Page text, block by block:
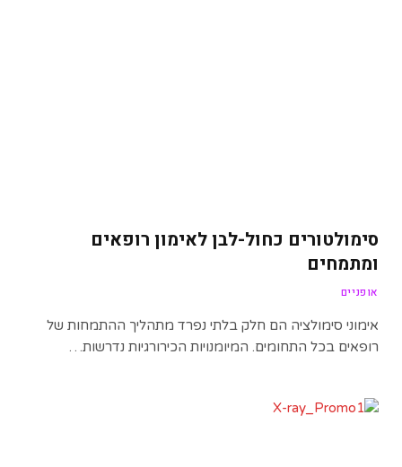
סימולטורים כחול-לבן לאימון רופאים
ומתמחים
אופניים
אימוני סימולציה הם חלק בלתי נפרד מתהליך ההתמחות של
רופאים בכל התחומים. המיומנויות הכירורגיות נדרשות…